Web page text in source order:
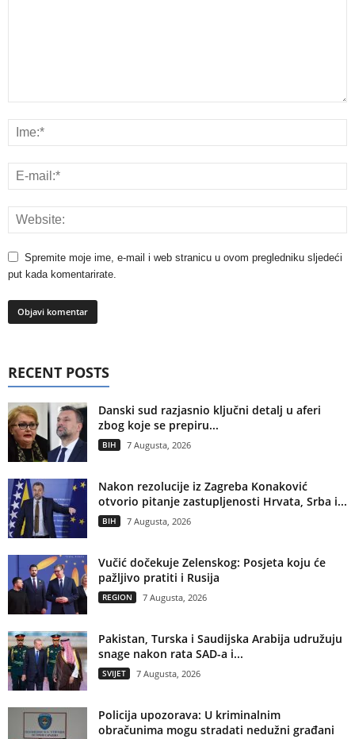
Spremite moje ime, e-mail i web stranicu u ovom pregledniku sljedeći
put kada komentarirate.
RECENT POSTS
Danski sud razjasnio ključni detalj u aferi
zbog koje se prepiru...
BIH 7 Augusta, 2026
Nakon rezolucije iz Zagreba Konaković
otvorio pitanje zastupljenosti Hrvata, Srba i...
BIH 7 Augusta, 2026
Vučić dočekuje Zelenskog: Posjeta koju će
pažljivo pratiti i Rusija
REGION 7 Augusta, 2026
Pakistan, Turska i Saudijska Arabija udružuju
snage nakon rata SAD-a i...
SVIJET 7 Augusta, 2026
Policija upozorava: U kriminalnim
obračunima mogu stradati nedužni građani